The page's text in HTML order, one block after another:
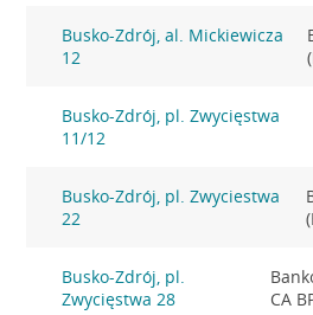
Busko-Zdrój, al. Mickiewicza
12
Busko-Zdrój, pl. Zwycięstwa
11/12
Busko-Zdrój, pl. Zwyciestwa
22
Busko-Zdrój, pl.
Zwycięstwa 28
CA